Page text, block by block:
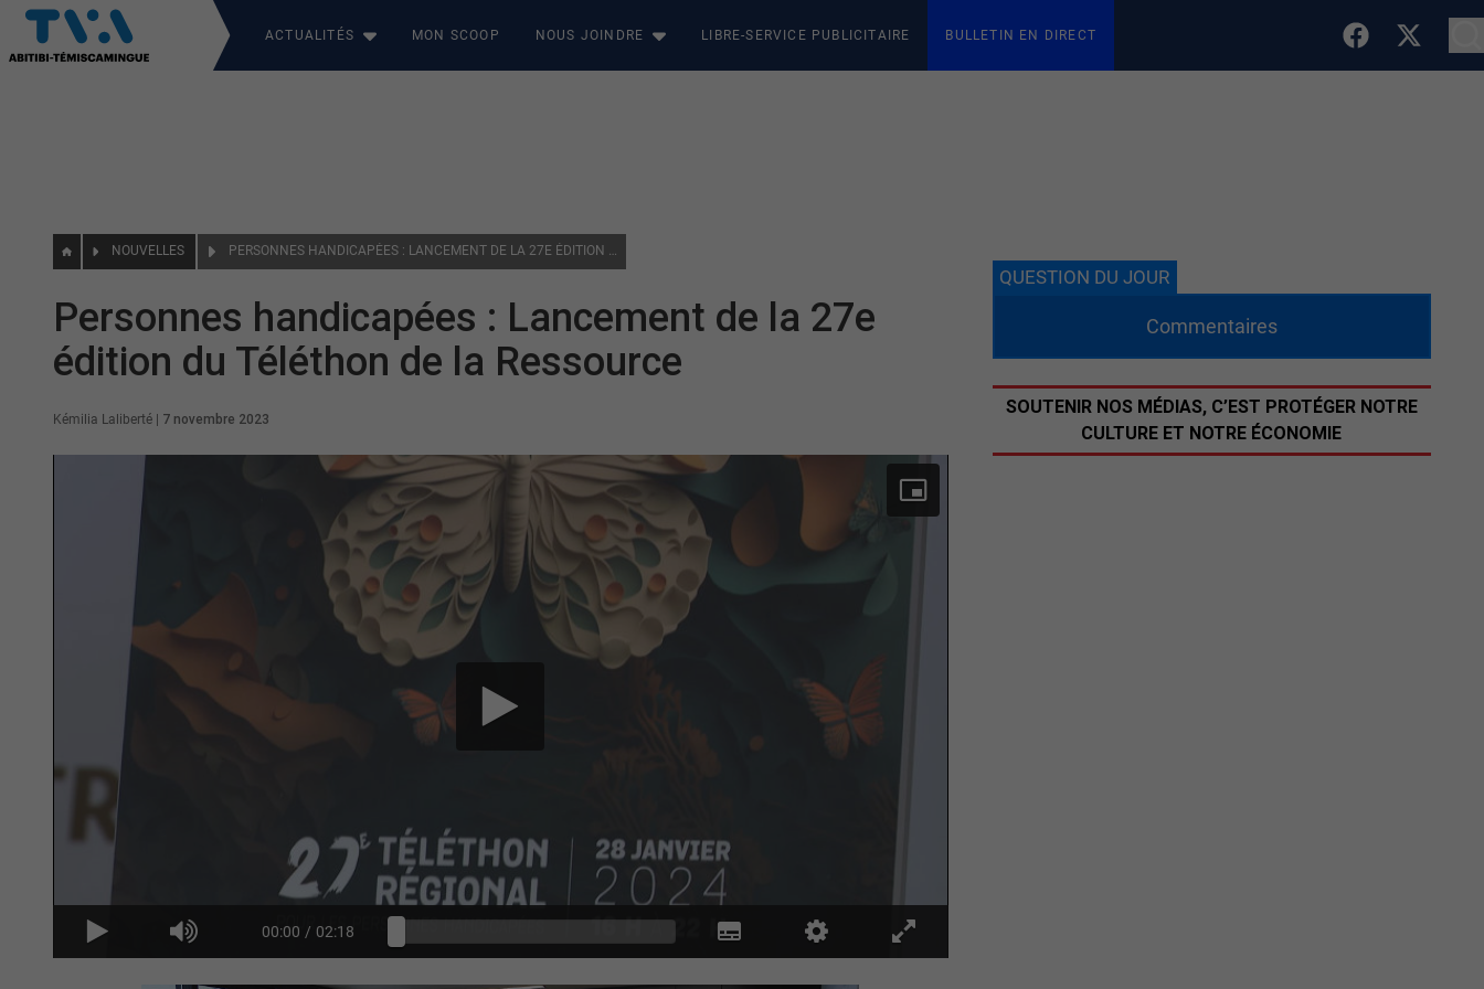
ACTUALITÉS MON SCOOP NOUS JOINDRE LIBRE-SERVICE PUBLICITAIRE BULLETIN EN DIRECT
NOUVELLES PERSONNES HANDICAPÉES : LANCEMENT DE LA 27E ÉDITION DU TÉLÉTHON DE LA RESSOURCE
Personnes handicapées : Lancement de la 27e
édition du Téléthon de la Ressource
Kémilia Laliberté 7 novembre 2023
00:00 / 02:18
QUESTION DU JOUR
Commentaires
SOUTENIR NOS MÉDIAS, C’EST PROTÉGER NOTRE
CULTURE ET NOTRE ÉCONOMIE